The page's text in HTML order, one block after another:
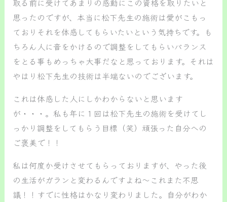
思ったのですが、本当に松下先生の施術は愛がこもっ
ておりそれを体感してもらいたいという気持ちです。も
ちろん人に音をかけるので調整をしてもらいバランス
をとる事もめっちゃ大事だなと思っております。それは
やはり松下先生の技術は半端ないのでございます。
これは体感した人にしかわからないと思います
が・・・。私も年に１回は松下先生の施術を受けてし
っかり調整をしてもらう目標（笑）頑張った自分への
ご褒美で！！
私は何度か受けさせてもらっておりますが、やった後
の生活がガランと変わるんですよね～これまた不思
議！！すでに性格はかなり変わりました。自分がわか